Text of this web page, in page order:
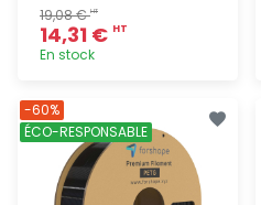
19,08 €HT
14,31 € HT
En stock
rapide
-60%
ÉCO-RESPONSABLE